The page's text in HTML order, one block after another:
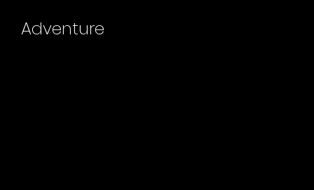
Adventure